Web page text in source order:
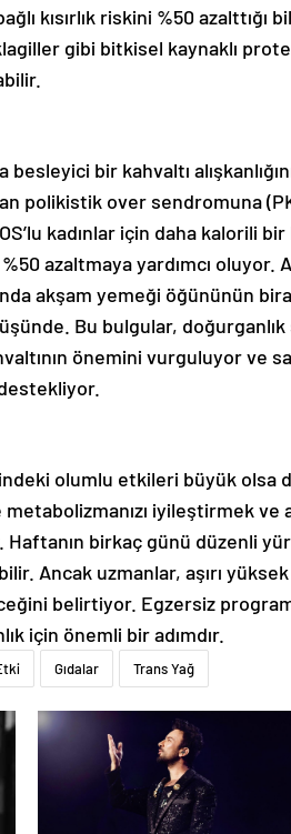
kısırlık riskini %50 azalttığı
gibi bitkisel kaynaklı
besleyici bir kahvaltı
polikistik over sendromuna
kadınlar için daha kalorili
azaltmaya yardımcı oluyor.
akşam yemeği öğününün
Bu bulgular, doğurganlık
önemini vurguluyor ve
olumlu etkileri büyük olsa
iyileştirmek
Haftanın birkaç günü düzenli
Ancak uzmanlar, aşırı
belirtiyor. Egzersiz
için önemli bir adımdır.
Gıdalar Trans Yağ